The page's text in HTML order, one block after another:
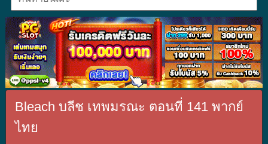
Bleach บลีช เทพมรณะ ตอนที่ 141 พากย์
ไทย